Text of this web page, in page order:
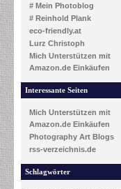
# Mein Photoblog
# Reinhold Plank
eco-friendly.at
Lurz Christoph
Mich Unterstützen mit
Amazon.de Einkäufen
Interessante Seiten
Mich Unterstützen mit
Amazon.de Einkäufen
Photography Art Blogs
rss-verzeichnis.de
Schlagwörter